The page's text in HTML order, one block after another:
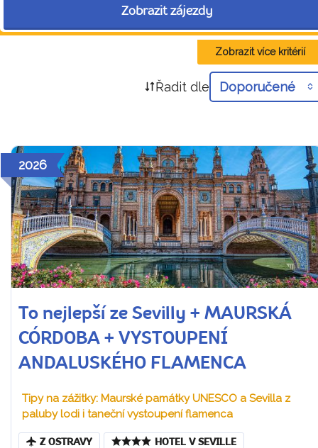
Zobrazit zájezdy
Zobrazit více kritérií
Řadit dle Doporučené
2026
To nejlepší ze Sevilly + MAURSKÁ
CÓRDOBA + VYSTOUPENÍ
ANDALUSKÉHO FLAMENCA
Tipy na zážitky: Maurské památky UNESCO a Sevilla z
paluby lodi i taneční vystoupení flamenca
Z OSTRAVY HOTEL V SEVILLE